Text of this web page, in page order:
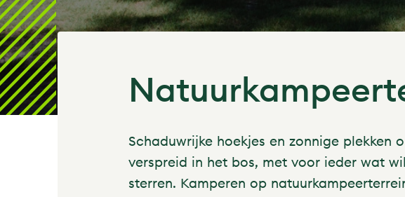
Schaduwrijke hoekjes en zonnige plekken
verspreid in het bos, met voor ieder wat
sterren. Kamperen op